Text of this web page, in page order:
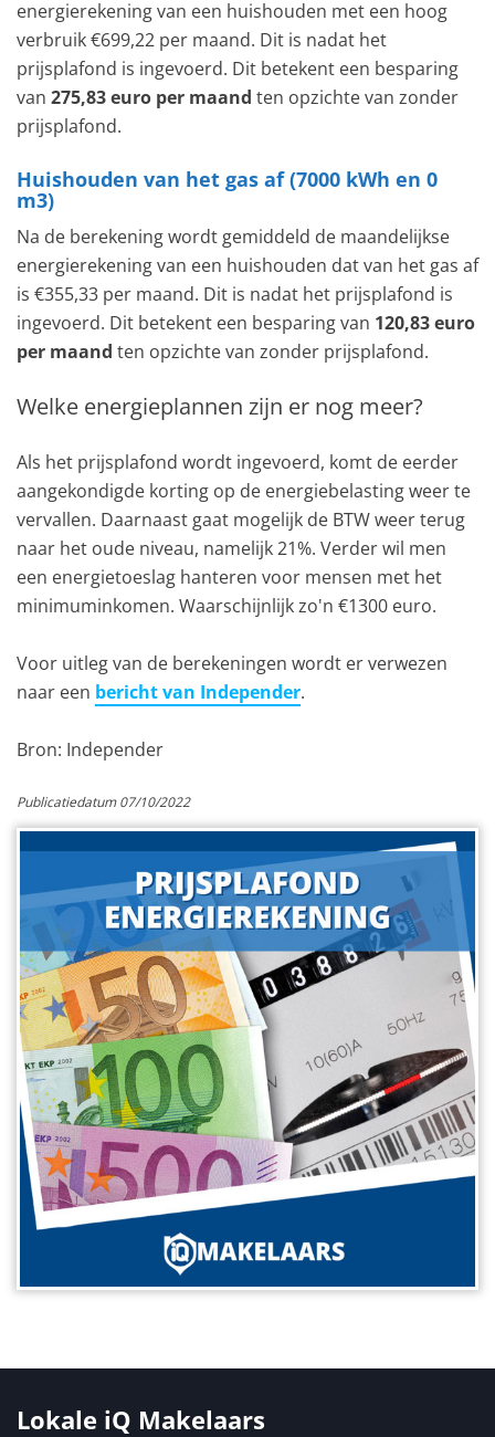
energierekening van een huishouden met een hoog
verbruik €699,22 per maand. Dit is nadat het
prijsplafond is ingevoerd. Dit betekent een besparing
van 275,83 euro per maand ten opzichte van zonder
prijsplafond.
Huishouden van het gas af (7000 kWh en 0
m3)
Na de berekening wordt gemiddeld de maandelijkse
energierekening van een huishouden dat van het gas af
is €355,33 per maand. Dit is nadat het prijsplafond is
ingevoerd. Dit betekent een besparing van 120,83 euro
per maand ten opzichte van zonder prijsplafond.
Welke energieplannen zijn er nog meer?
Als het prijsplafond wordt ingevoerd, komt de eerder
aangekondigde korting op de energiebelasting weer te
vervallen. Daarnaast gaat mogelijk de BTW weer terug
naar het oude niveau, namelijk 21%. Verder wil men
een energietoeslag hanteren voor mensen met het
minimuminkomen. Waarschijnlijk zo'n €1300 euro.
Voor uitleg van de berekeningen wordt er verwezen
naar een bericht van Independer.
Bron: Independer
Publicatiedatum 07/10/2022
Lokale iQ Makelaars